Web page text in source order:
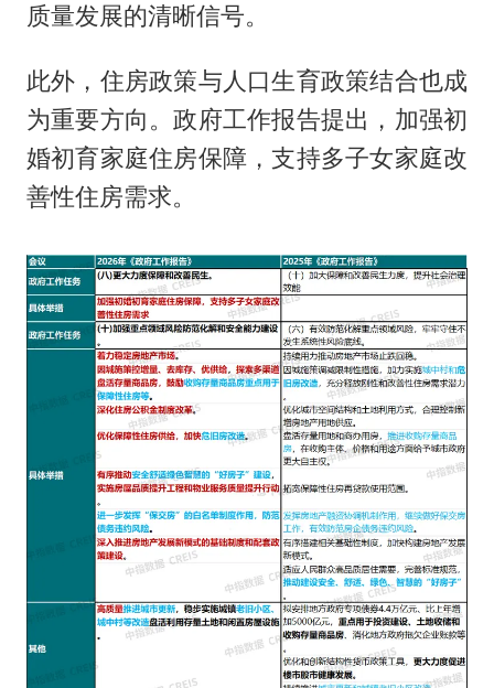
质量发展的清晰信号。
此外，住房政策与人口生育政策结合也成
为重要方向。政府工作报告提出，加强初
婚初育家庭住房保障，支持多子女家庭改
善性住房需求。